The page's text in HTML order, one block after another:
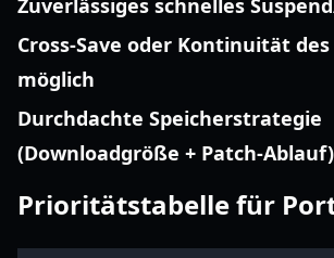
Zuverlässiges schnelles
Cross-Save oder Kontinuität
möglich
Durchdachte Speicherstrategie
(Downloadgröße + Patch-Ablauf)
Prioritätstabelle für